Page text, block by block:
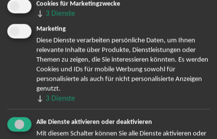
Bereits angemeldet? Hier können Sie sich abmelden ...
TOP-Events
André Rieu Tickets
David Garrett Tickets
Cookies für Marketingzwecke
↓ 3 Dienste
Marketing
Diese Dienste verarbeiten persönliche Daten, um Ihnen
relevante Inhalte über Produkte, Dienstleistungen oder
Themen zu zeigen, die Sie interessieren könnten. Es werden
Cookies und IDs für mobile Werbung sowohl für
personalisierte als auch für nicht personalisierte Anzeigen
genutzt.
↓ 3 Dienste
Alle Dienste aktivieren oder deaktivieren
Mit diesem Schalter können Sie alle Dienste aktivieren oder